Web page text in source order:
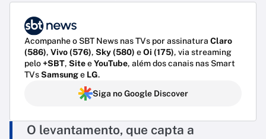
Acompanhe o SBT News nas TVs por assinatura Claro
(586), Vivo (576), Sky (580) eOi (175), via streaming
pelo+SBT, SiteeYouTube, além dos canais nas Smart
TVsSamsunge LG.
Siga no Google Discover
O levantamento, que capta a